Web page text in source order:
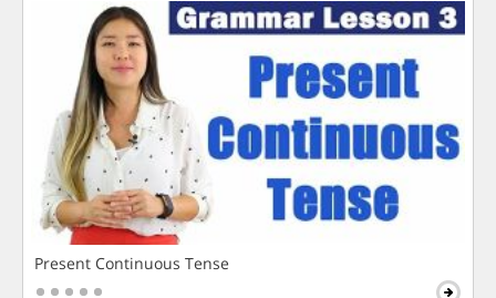
Present Continuous Tense